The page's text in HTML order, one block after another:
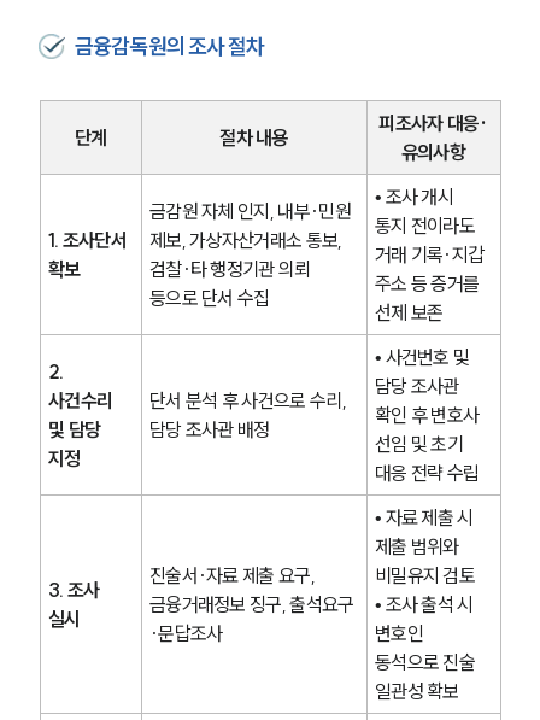
금융감독원의 조사 절차
단계 절차 내용
피조사자 대응·
유의사항
1. 조사단서
확보
금감원 자체 인지, 내부·민원
제보, 가상자산거래소 통보,
검찰·타 행정기관 의뢰
등으로 단서 수집
• 조사 개시
통지 전이라도
거래 기록·지갑
주소 등 증거를
선제 보존
2.
사건수리
및 담당
지정
단서 분석 후 사건으로 수리,
담당 조사관 배정
• 사건번호 및
담당 조사관
확인 후 변호사
선임 및 초기
대응 전략 수립
3. 조사
실시
진술서·자료 제출 요구,
금융거래정보 징구, 출석요구
·문답조사
• 자료 제출 시
제출 범위와
비밀유지 검토
• 조사 출석 시
변호인
동석으로 진술
일관성 확보